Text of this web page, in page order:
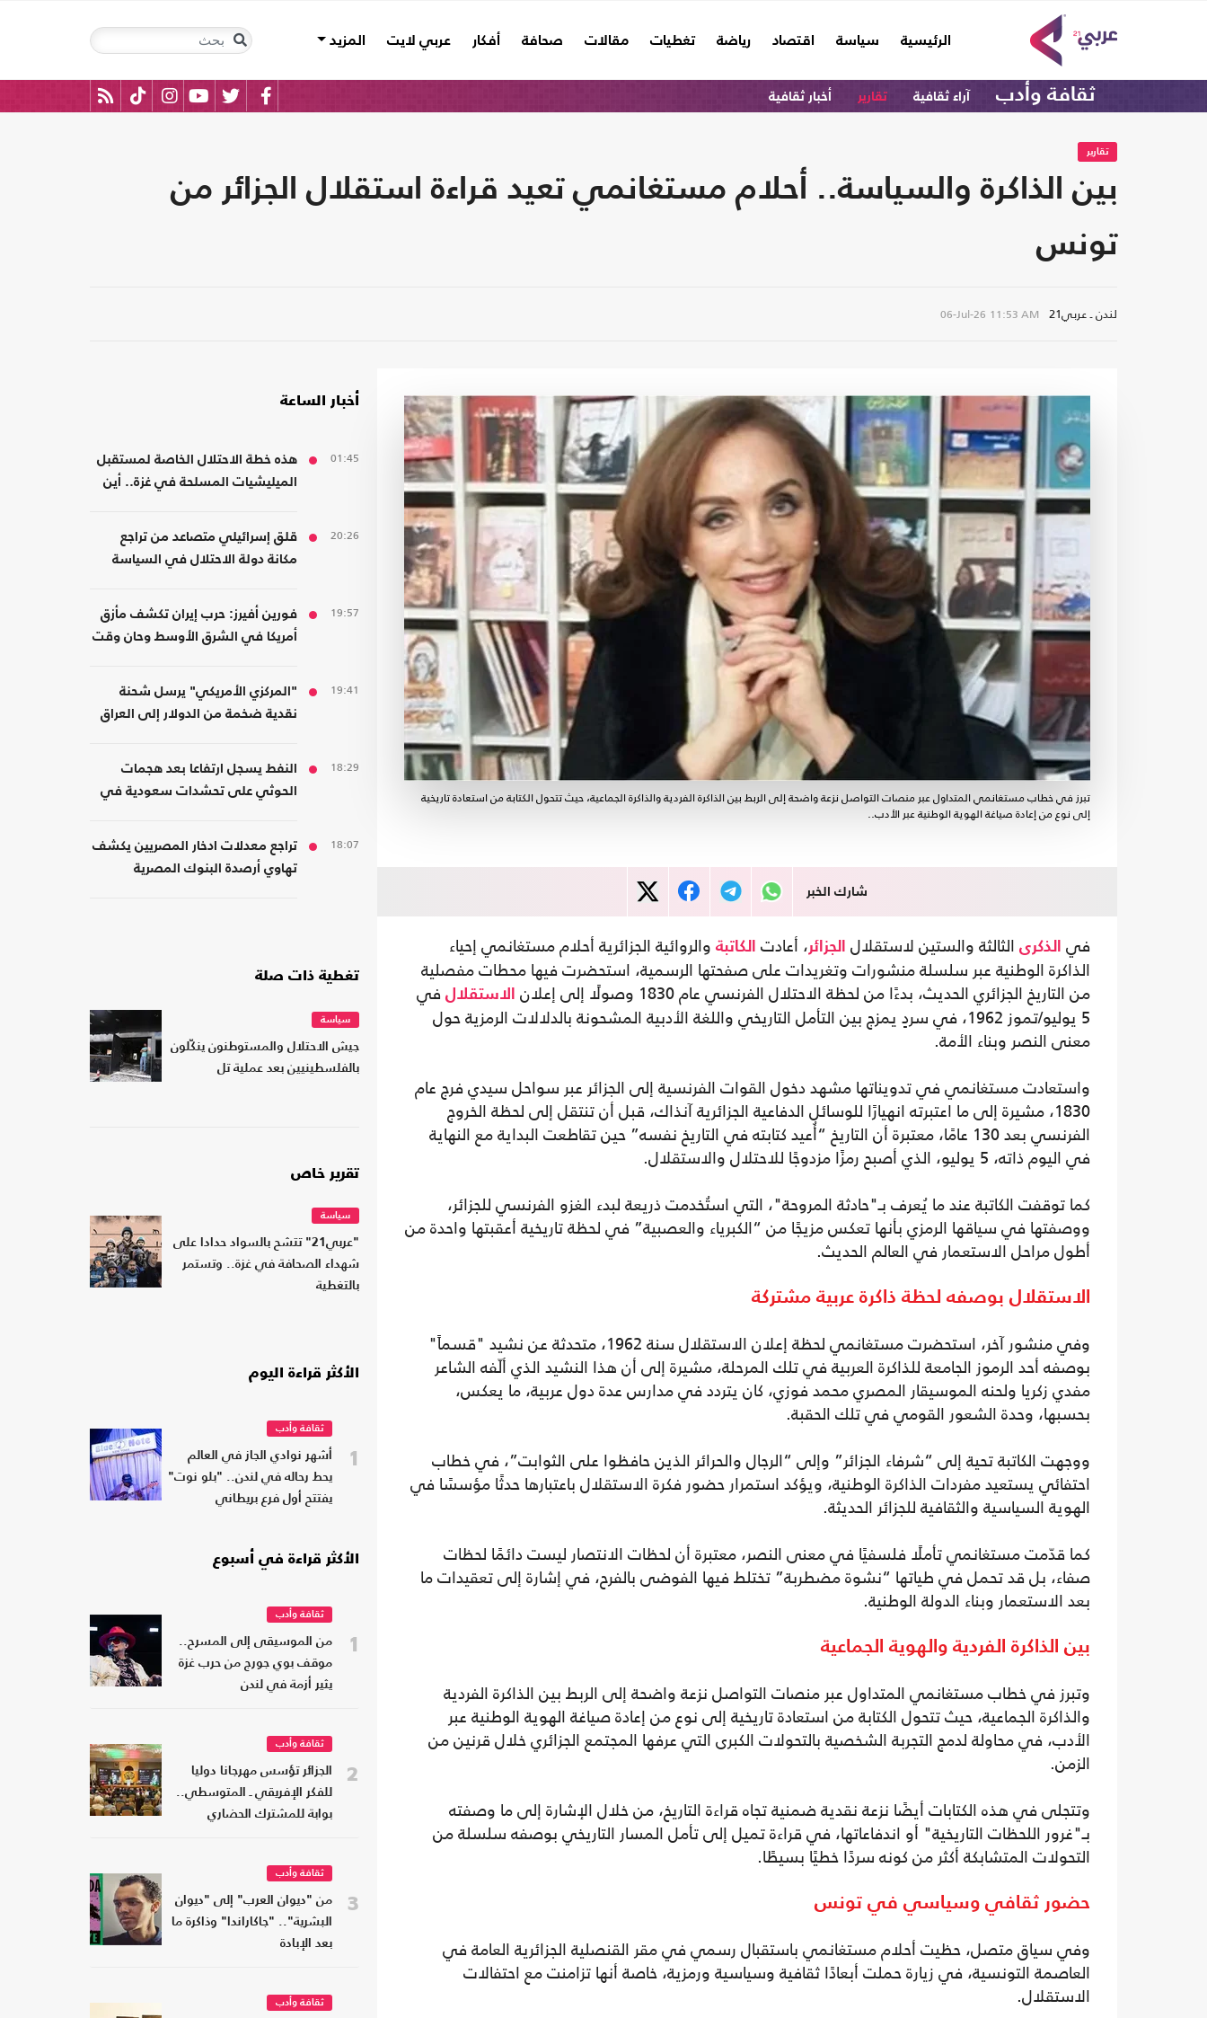
الرئيسية
(current) سياسة اقتصاد رياضة تغطيات مقالات صحافة أفكار عربي لايت المزيد
ثقافة وأدب آراء ثقافية تقارير أخبار ثقافية
تقارير
بين الذاكرة والسياسة.. أحلام مستغانمي تعيد قراءة استقلال الجزائر من
تونس
لندن ـ عربي21 06-Jul-26 11:53 AM
تبرز في خطاب مستغانمي المتداول عبر منصات التواصل نزعة واضحة إلى الربط بين الذاكرة الفردية والذاكرة الجماعية، حيث تتحول الكتابة من استعادة تاريخية
إلى نوع من إعادة صياغة الهوية الوطنية عبر الأدب..
شارك الخبر
في الذكرى الثالثة والستين لاستقلال الجزائر، أعادت الكاتبة والروائية الجزائرية أحلام مستغانمي إحياء
الذاكرة الوطنية عبر سلسلة منشورات وتغريدات على صفحتها الرسمية، استحضرت فيها محطات مفصلية
من التاريخ الجزائري الحديث، بدءًا من لحظة الاحتلال الفرنسي عام 1830 وصولًا إلى إعلان
الاستقلال في
5 يوليو/تموز 1962، في سردٍ يمزج بين التأمل التاريخي واللغة الأدبية المشحونة بالدلالات الرمزية حول
معنى النصر وبناء الأمة.
واستعادت مستغانمي في تدويناتها مشهد دخول القوات الفرنسية إلى الجزائر عبر سواحل سيدي فرج عام
1830، مشيرة إلى ما اعتبرته انهيارًا للوسائل الدفاعية الجزائرية آنذاك، قبل أن تنتقل إلى لحظة الخروج
الفرنسي بعد 130 عامًا، معتبرة أن التاريخ “أُعيد كتابته في التاريخ نفسه” حين تقاطعت البداية مع النهاية
في اليوم ذاته، 5 يوليو، الذي أصبح رمزًا مزدوجًا للاحتلال والاستقلال.
كما توقفت الكاتبة عند ما يُعرف بـ"حادثة المروحة"، التي استُخدمت ذريعة لبدء الغزو الفرنسي للجزائر،
ووصفتها في سياقها الرمزي بأنها تعكس مزيجًا من “الكبرياء والعصبية” في لحظة تاريخية أعقبتها واحدة من
أطول مراحل الاستعمار في العالم الحديث.
الاستقلال بوصفه لحظة ذاكرة عربية مشتركة
وفي منشور آخر، استحضرت مستغانمي لحظة إعلان الاستقلال سنة 1962، متحدثة عن نشيد "قسماً"
بوصفه أحد الرموز الجامعة للذاكرة العربية في تلك المرحلة، مشيرة إلى أن هذا النشيد الذي ألّفه الشاعر
مفدي زكريا ولحنه الموسيقار المصري محمد فوزي، كان يتردد في مدارس عدة دول عربية، ما يعكس،
بحسبها، وحدة الشعور القومي في تلك الحقبة.
ووجهت الكاتبة تحية إلى “شرفاء الجزائر” وإلى “الرجال والحرائر الذين حافظوا على الثوابت”، في خطاب
احتفائي يستعيد مفردات الذاكرة الوطنية، ويؤكد استمرار حضور فكرة الاستقلال باعتبارها حدثًا مؤسسًا في
الهوية السياسية والثقافية للجزائر الحديثة.
كما قدّمت مستغانمي تأملًا فلسفيًا في معنى النصر، معتبرة أن لحظات الانتصار ليست دائمًا لحظات
صفاء، بل قد تحمل في طياتها “نشوة مضطربة” تختلط فيها الفوضى بالفرح، في إشارة إلى تعقيدات ما
بعد الاستعمار وبناء الدولة الوطنية.
بين الذاكرة الفردية والهوية الجماعية
وتبرز في خطاب مستغانمي المتداول عبر منصات التواصل نزعة واضحة إلى الربط بين الذاكرة الفردية
والذاكرة الجماعية، حيث تتحول الكتابة من استعادة تاريخية إلى نوع من إعادة صياغة الهوية الوطنية عبر
الأدب، في محاولة لدمج التجربة الشخصية بالتحولات الكبرى التي عرفها المجتمع الجزائري خلال قرنين من
الزمن.
وتتجلى في هذه الكتابات أيضًا نزعة نقدية ضمنية تجاه قراءة التاريخ، من خلال الإشارة إلى ما وصفته
بـ"غرور اللحظات التاريخية" أو اندفاعاتها، في قراءة تميل إلى تأمل المسار التاريخي بوصفه سلسلة من
التحولات المتشابكة أكثر من كونه سردًا خطيًا بسيطًا.
حضور ثقافي وسياسي في تونس
وفي سياق متصل، حظيت أحلام مستغانمي باستقبال رسمي في مقر القنصلية الجزائرية العامة في
العاصمة التونسية، في زيارة حملت أبعادًا ثقافية وسياسية ورمزية، خاصة أنها تزامنت مع احتفالات
الاستقلال.
أخبار الساعة
01:45
هذه خطة الاحتلال الخاصة لمستقبل
الميليشيات المسلحة في غزة.. أين
20:26
قلق إسرائيلي متصاعد من تراجع
مكانة دولة الاحتلال في السياسة
19:57
فورين أفيرز: حرب إيران تكشف مأزق
أمريكا في الشرق الأوسط وحان وقت
19:41
"المركزي الأمريكي" يرسل شحنة
نقدية ضخمة من الدولار إلى العراق
18:29
النفط يسجل ارتفاعا بعد هجمات
الحوثي على تحشدات سعودية في
18:07
تراجع معدلات ادخار المصريين يكشف
تهاوي أرصدة البنوك المصرية
تغطية ذات صلة
سياسة
جيش الاحتلال والمستوطنون ينكّلون
بالفلسطينيين بعد عملية تل
تقرير خاص
سياسة
"عربي21" تتشح بالسواد حدادا على
شهداء الصحافة في غزة.. وتستمر
بالتغطية
الأكثر قراءة اليوم
1
ثقافة وأدب
أشهر نوادي الجاز في العالم
يحط رحاله في لندن.. "بلو نوت"
يفتتح أول فرع بريطاني
الأكثر قراءة في أسبوع
1
ثقافة وأدب
من الموسيقى إلى المسرح..
موقف بوي جورج من حرب غزة
يثير أزمة في لندن
2
ثقافة وأدب
الجزائر تؤسس مهرجانا دوليا
للفكر الإفريقي ـ المتوسطي..
بوابة للمشترك الحضاري
3
ثقافة وأدب
من "ديوان العرب" إلى "ديوان
البشرية".. "جاكاراندا" وذاكرة ما
بعد الإبادة
ثقافة وأدب